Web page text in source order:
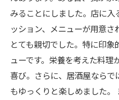
みることにしました。店に
ッション、メニューが用意
とても親切でした。特に印
ューです。栄養を考えた料理
喜び。さらに、居酒屋なら
もゆっくりと楽しめました。